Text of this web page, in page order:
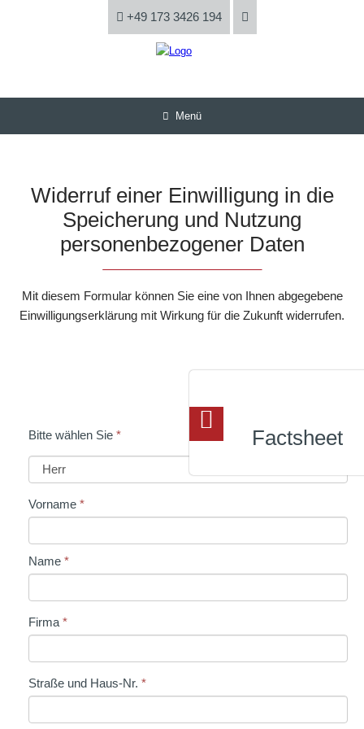
+49 173 3426 194
Menü
Widerruf einer Einwilligung in die
Speicherung und Nutzung
personenbezogener Daten
Mit diesem Formular können Sie eine von Ihnen abgegebene
Einwilligungserklärung mit Wirkung für die Zukunft widerrufen.
Bitte wählen Sie *
Vorname *
Name *
Firma*
Straße und Haus-Nr. *
Factsheet